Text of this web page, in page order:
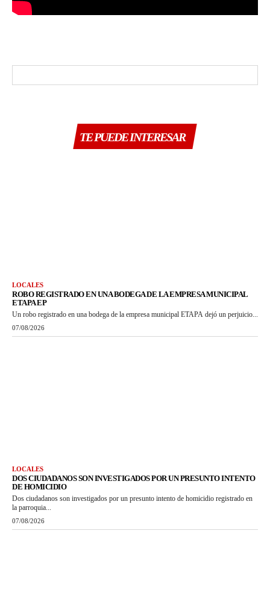
TE PUEDE INTERESAR
LOCALES
ROBO REGISTRADO EN UNA BODEGA DE LA EMPRESA MUNICIPAL
ETAPA EP
Un robo registrado en una bodega de la empresa municipal ETAPA dejó un perjuicio...
07/08/2026
LOCALES
DOS CIUDADANOS SON INVESTIGADOS POR UN PRESUNTO INTENTO
DE HOMICIDIO
Dos ciudadanos son investigados por un presunto intento de homicidio registrado en
la parroquia...
07/08/2026